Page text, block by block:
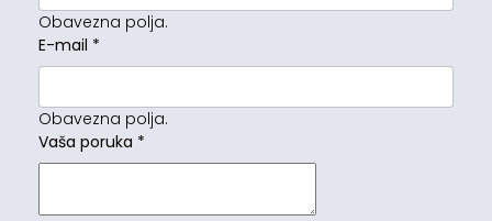
Obavezna polja.
E-mail *
Obavezna polja.
Vaša poruka *